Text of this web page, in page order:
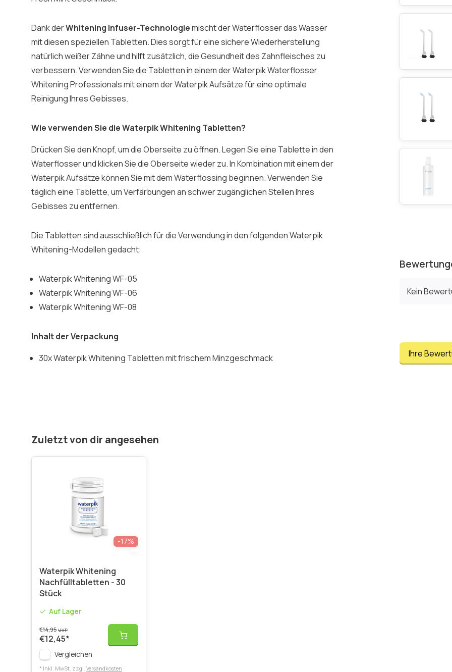
Dank derWhitening Infuser-Technologiemischt der Waterflosser das Wasser
mit diesen speziellen Tabletten. Dies sorgt für eine sichere Wiederherstellung
natürlich weißer Zähne und hilft zusätzlich, die Gesundheit des Zahnfleisches zu
verbessern. Verwenden Sie die Tabletten in einem der Waterpik Waterflosser
Whitening Professionals mit einem der Waterpik Aufsätze für eine optimale
Reinigung Ihres Gebisses.
Wie verwenden Sie die Waterpik Whitening Tabletten?
Drücken Sie den Knopf, um die Oberseite zu öffnen. Legen Sie eine Tablette in den
Waterflosser und klicken Sie die Oberseite wieder zu. In Kombination mit einem der
Waterpik Aufsätze können Sie mit dem Waterflossing beginnen. Verwenden Sie
täglich eine Tablette, um Verfärbungen an schwer zugänglichen Stellen Ihres
Gebisses zu entfernen.
Die Tabletten sind ausschließlich für die Verwendung in den folgenden Waterpik
Whitening-Modellen gedacht:
Waterpik Whitening WF-05
Waterpik Whitening WF-06
Waterpik Whitening WF-08
Inhalt der Verpackung
30x Waterpik Whitening Tabletten mit frischem Minzgeschmack
Kein
Ihre
Zuletzt von dir angesehen
-17%
Waterpik Whitening
Nachfülltabletten - 30
Stück
Auf Lager
€14,95UVP
€12,45*
Vergleichen
* Inkl. MwSt. zzgl. Versandkosten